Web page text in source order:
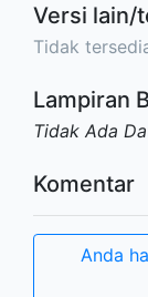
Versi lain/
Tidak
Lampiran
Tidak Ada
Komentar
Anda